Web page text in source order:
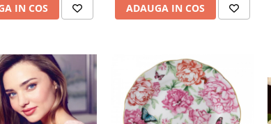
IN COS ADAUGA IN COS